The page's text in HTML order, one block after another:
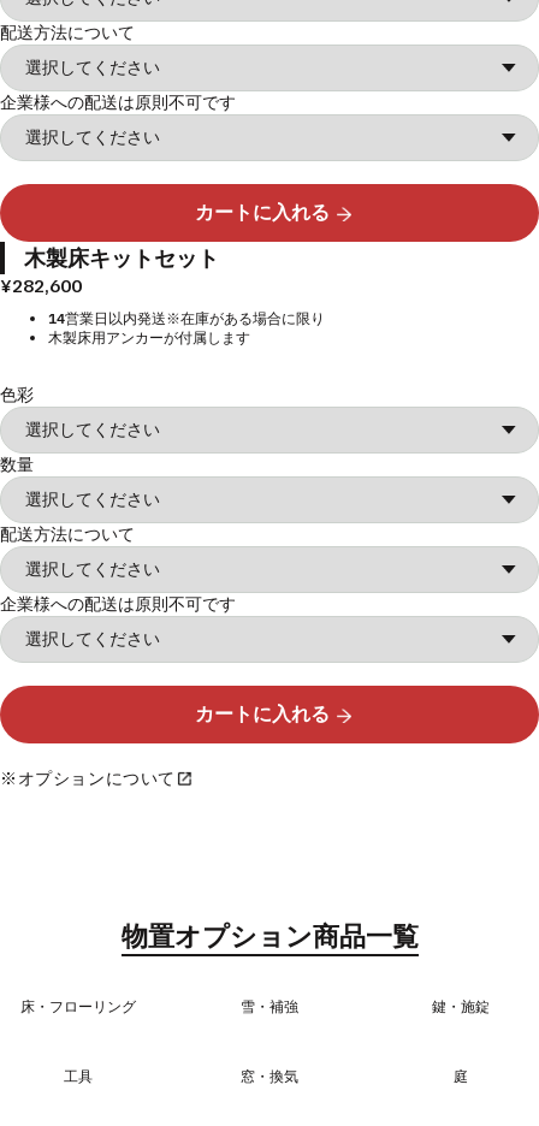
配送方法について
企業様への配送は原則不可です
カートに入れる
木製床キットセット
¥282,600
14営業日以内発送※在庫がある場合に限り
木製床用アンカーが付属します
色彩
数量
配送方法について
企業様への配送は原則不可です
カートに入れる
※オプションについて
物置オプション商品一覧
床・フローリング 雪・補強 鍵・施錠
工具 窓・換気 庭